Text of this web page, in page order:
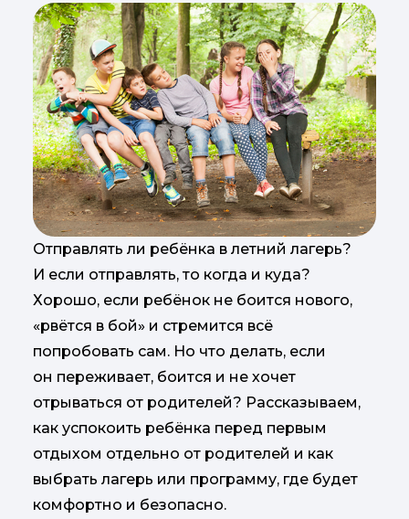
Отправлять ли ребёнка в летний лагерь?
И если отправлять, то когда и куда?
Хорошо, если ребёнок не боится нового,
«рвётся в бой» и стремится всё
попробовать сам. Но что делать, если
он переживает, боится и не хочет
отрываться от родителей? Рассказываем,
как успокоить ребёнка перед первым
отдыхом отдельно от родителей и как
выбрать лагерь или программу, где будет
комфортно и безопасно.